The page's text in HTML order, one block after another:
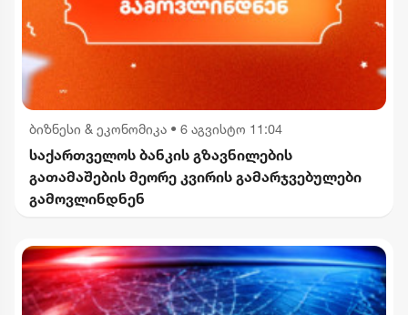
ბიზნესი & ეკონომიკა • 6 აგვისტო 11:04
საქართველოს ბანკის გზავნილების
გათამაშების მეორე კვირის გამარჯვებულები
გამოვლინდნენ